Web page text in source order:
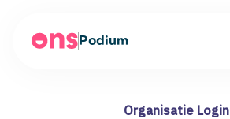
Podium
Organisatie Login